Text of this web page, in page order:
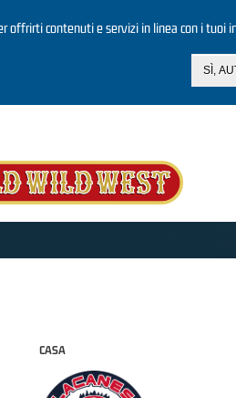
offrirti contenuti e servizi in linea con i tuoi
SÌ,
CASA